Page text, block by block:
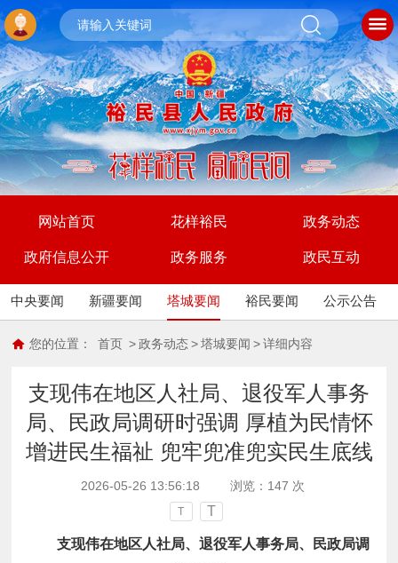
网站首页 花样裕民 政务动态
政府信息公开 政务服务 政民互动
中央要闻 新疆要闻 塔城要闻 裕民要闻 公示公告
您的位置： 首页 > 政务动态 > 塔城要闻 > 详细内容
支现伟在地区人社局、退役军人事务
局、民政局调研时强调 厚植为民情怀
增进民生福祉 兜牢兜准兜实民生底线
2026-05-26 13:56:18 浏览： 147 次
T T
支现伟在地区人社局、退役军人事务局、民政局调